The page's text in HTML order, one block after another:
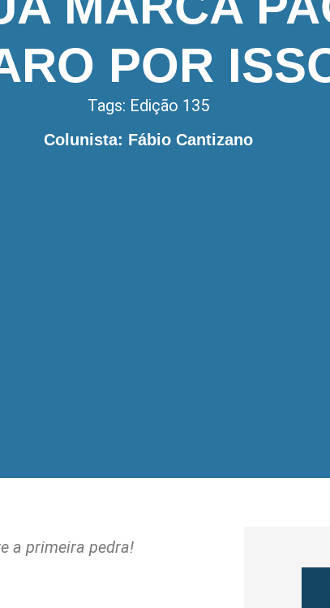
POR
Tags: Edição 135
Colunista: Fábio Cantizano
a primeira pedra!